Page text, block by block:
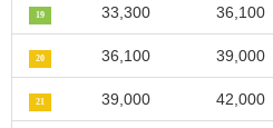
19 33,300 36,100
20 36,100 39,000
21 39,000 42,000